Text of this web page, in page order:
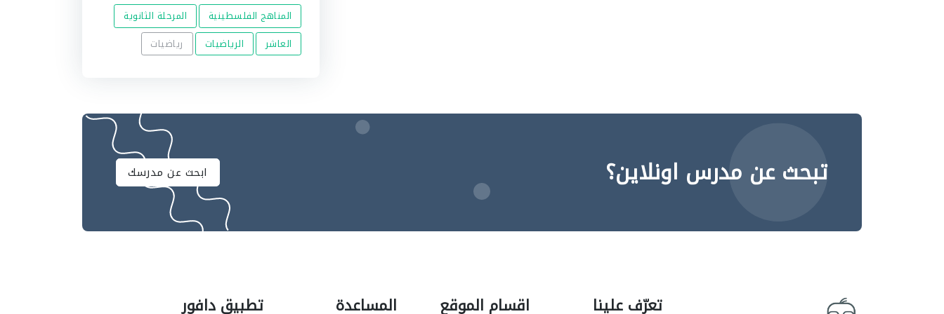
المناهج الفلسطينية
المرحلة الثانوية
العاشر
الرياضيات رياضيات
تبحث عن مدرس اونلاين؟ ابحث عن مدرسك
تعرّف علينا اقسام الموقع المساعدة تطبيق دافور